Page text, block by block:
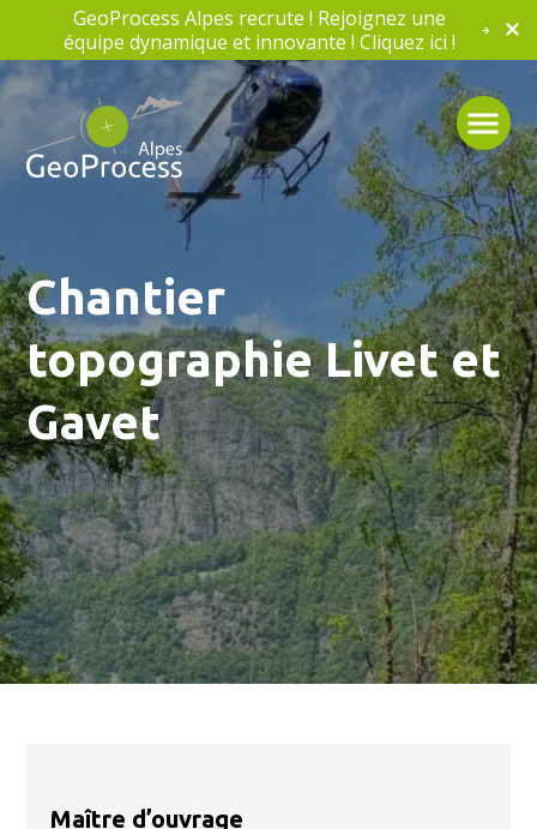
GeoProcess Alpes recrute ! Rejoignez une
équipe dynamique et innovante ! Cliquez ici !
Chantier
topographie Livet et
Gavet
Maître d’ouvrage